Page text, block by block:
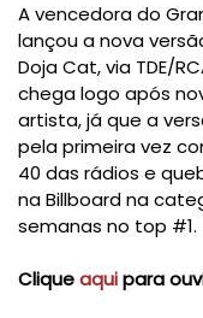
A vencedora do
lançou a nova
Doja Cat, via TDE/
chega logo após
artista, já que a
pela primeira vez
40 das rádios e
na Billboard na
semanas no top #1.
Cliqueaquipara